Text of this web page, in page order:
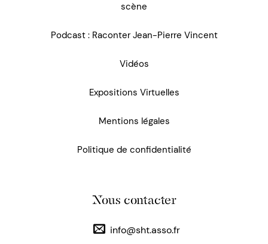
scène
Podcast : Raconter Jean-Pierre Vincent
Vidéos
Expositions Virtuelles
Mentions légales
Politique de confidentialité
Nous contacter
info@sht.asso.fr